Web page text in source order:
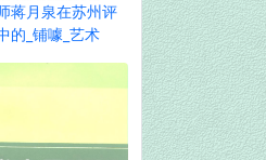
蒋月泉在苏州评
的_铺噱_艺术